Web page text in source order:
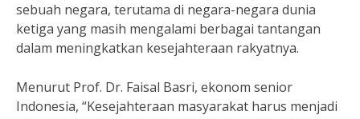
sebuah negara, terutama di negara-negara dunia
ketiga yang masih mengalami berbagai tantangan
dalam meningkatkan kesejahteraan rakyatnya.
Menurut Prof. Dr. Faisal Basri, ekonom senior
Indonesia, “Kesejahteraan masyarakat harus menjadi